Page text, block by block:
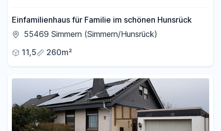
Einfamilienhaus für Familie im schönen Hunsrück
55469 Simmern (Simmern/Hunsrück)
11,5
260m²